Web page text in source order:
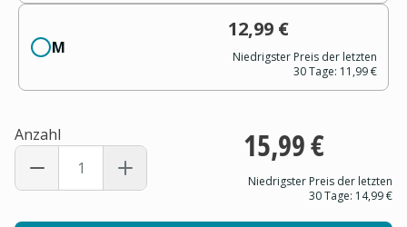
M
12,99 €
Niedrigster Preis der letzten
30 Tage: 11,99 €
Anzahl 15,99 €
Niedrigster Preis der letzten
30 Tage: 14,99 €